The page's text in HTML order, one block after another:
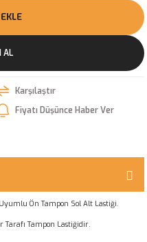
AL
Karşılaştır
Fiyatı Düşünce Haber Ver
Ön Tampon Sol Alt Lastiği.
Tarafı Tampon Lastiğidir.